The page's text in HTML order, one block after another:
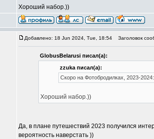
Хороший набор.))
Добавлено: 18 Jun 2024, Tue, 18:54 Заголовок
GlobusBelarusi писал(а):
zzuka писал(а):
Скоро на Фотобродилках, 2023-
Хороший набор.))
Да, в плане путешествий 2023 получился
вероятность наверстать ))